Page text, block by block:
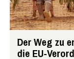
Der Weg zu
die EU-